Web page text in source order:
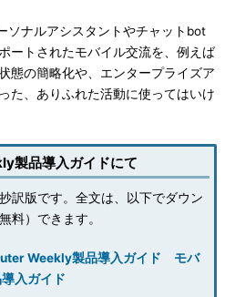
ナルアシスタントやチャットbot
ートされたモバイル交流を、例えば
態の簡略化や、エンタープライズア
た、ありふれた活動に使ってはいけ
製品導入ガイドにて
訳版です。全文は、以下でダウン
料）できます。
Weekly製品導入ガイド モバ
入ガイド